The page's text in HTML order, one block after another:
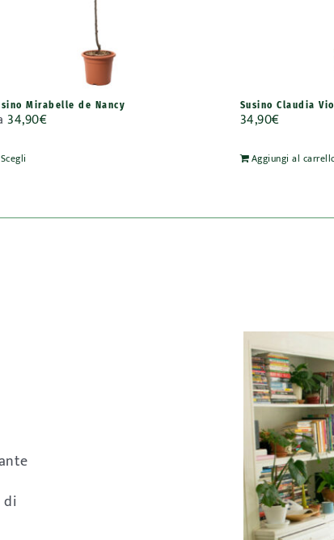
Mirabelle de Nancy
34,90€
Scegli
Susino Claudia
34,90€
Aggiungi al
di